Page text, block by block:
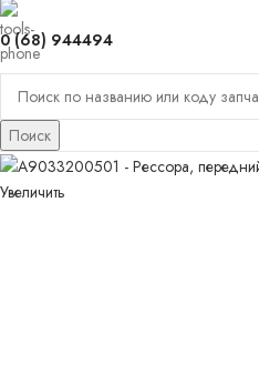
0 (68) 944494
Поиск
Увеличить